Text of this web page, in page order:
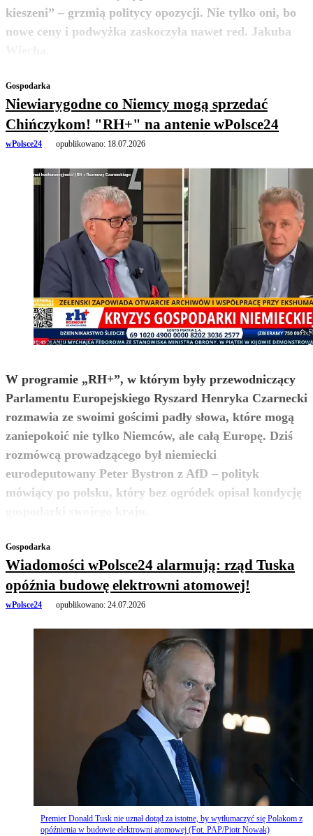
kieszeni” – grzmią politycy opozycji. Nie tylko oni, bo
nowe ceny i podwyżka zaskoczyła nawet red. Jakuba
zobacz więcej
Gospodarka
Niewiarygodne co Niemcy mogą sprzedać
Chińczykom! "RH+" na antenie wPolsce24
wPolsce24 opublikowano: 18.07.2026
W programie „RH+”, w którym były przewodniczący
Parlamentu Europejskiego Ryszard Henryka Czarnecki
rozmawia ze swoimi gościmi padły słowa, które mogą
zaniepokoić nie tylko Niemców, ale całą Europę. Dziś
rozmówcą prowadzącego był niemiecki
eurodeputowany Peter Bystron z AfD – polityk
mówiący po polsku, który bez ogródek opisał kondycję
zobacz więcej
Gospodarka
Wiadomości wPolsce24 alarmują: rząd Tuska
opóźnia budowę elektrowni atomowej!
wPolsce24 opublikowano: 24.07.2026
Premier Donald Tusk nie uznał dotąd za istotne, by wytłumaczyć się Polakom z
opóźnienia w budowie elektrowni atomowej (Fot. PAP/Piotr Nowak)